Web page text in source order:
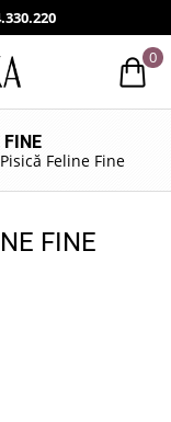
0
Feline Fine
FINE